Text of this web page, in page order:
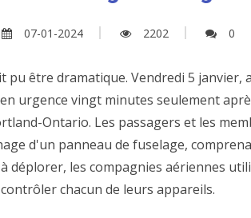
07-01-2024 2202 0
pu être dramatique. Vendredi 5 janvier,
urgence vingt minutes seulement
Ontario. Les passagers et les
d'un panneau de fuselage,
déplorer, les compagnies aériennes
chacun de leurs appareils.